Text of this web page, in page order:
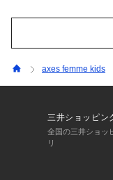
axes femme kids
三井ショッピン
全国の三井ショッ
リ